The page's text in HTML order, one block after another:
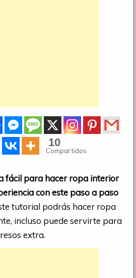
10
Compartidos
fácil para hacer ropa interior
con este paso a paso
tutorial podrás hacer ropa
incluso puede servirte para
extra.